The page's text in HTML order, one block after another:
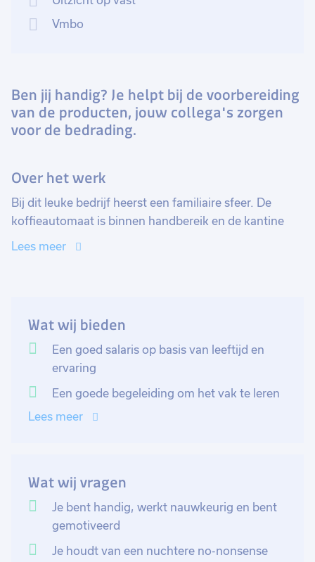
Vmbo
Ben jij handig? Je helpt bij de voorbereiding
van de producten, jouw collega's zorgen
voor de bedrading.
Over het werk
Bij dit leuke bedrijf heerst een familiaire sfeer. De
koffieautomaat is binnen handbereik en de kantine
ademt de sfeer van een moderne lunchroom uit waar
onderdelen als een bouwpakker monteren.
Het is belangrijk dat je nauwkeurig kunt werken.
Ervaring is niet nodig want je wordt uitstekend
begeleidt door een ervaren collega. Het is wel
belangrijk dat je handig bent en gemotiveerd want er
familiare bedrijf waar een nuchtere West-Friese sfeer
Lees meer
Wat wij bieden
Een goed salaris op basis van leeftijd en
ervaring
Een goede begeleiding om het vak te leren
Lees meer
Wat wij vragen
Je bent handig, werkt nauwkeurig en bent
gemotiveerd
Je houdt van een nuchtere no-nonsense